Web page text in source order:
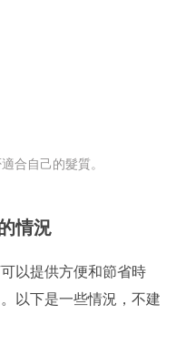
合自己的髮質。
情況
以提供方便和節省時
以下是一些情況，不建